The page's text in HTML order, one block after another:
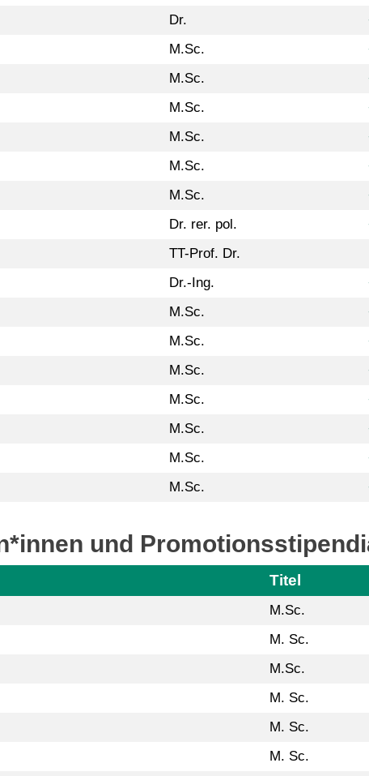
Dr.
M.Sc.
M.Sc.
M.Sc.
M.Sc.
M.Sc.
M.Sc.
Dr. rer. pol.
TT-Prof. Dr.
Dr.-Ing.
M.Sc.
M.Sc.
M.Sc.
M.Sc.
M.Sc.
M.Sc.
M.Sc.
und
Titel
M.Sc.
M. Sc.
M.Sc.
M. Sc.
M. Sc.
M. Sc.